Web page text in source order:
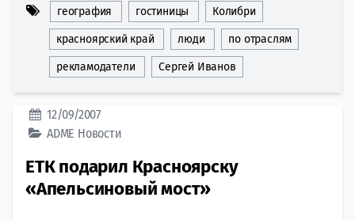
география гостиницы Колибри
красноярский край люди по отраслям
рекламодатели Сергей Иванов
12/09/2007
ADME Новости
ЕТК подарил Красноярску
«Апельсиновый мост»